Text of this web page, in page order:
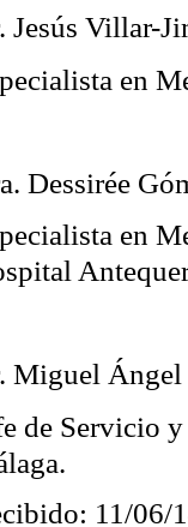
Jesús Villar-
en
Dessirée
en
Miguel Ángel
de Servicio
11/06/